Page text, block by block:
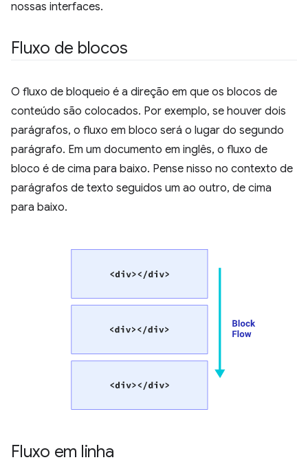
nossas interfaces.
Fluxo de blocos
O fluxo de bloqueio é a direção em que os blocos de
conteúdo são colocados. Por exemplo, se houver dois
parágrafos, o fluxo em bloco será o lugar do segundo
parágrafo. Em um documento em inglês, o fluxo de
bloco é de cima para baixo. Pense nisso no contexto de
parágrafos de texto seguidos um ao outro, de cima
para baixo.
Fluxo em linha